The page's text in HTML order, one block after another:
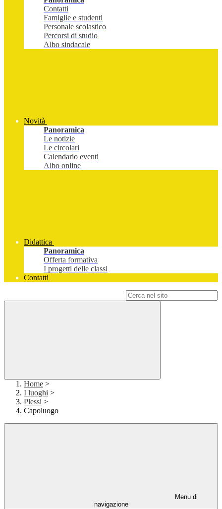
Contatti
Famiglie e studenti
Personale scolastico
Percorsi di studio
Albo sindacale
Novità
Panoramica
Le notizie
Le circolari
Calendario eventi
Albo online
Didattica
Panoramica
Offerta formativa
I progetti delle classi
Contatti
Home >
I luoghi >
Plessi >
Capoluogo
Menu di
navigazione